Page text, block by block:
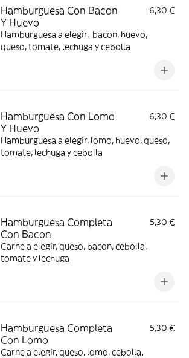
Hamburguesa Con Bacon
Y Huevo
6,30 €
Hamburguesa a elegir, bacon, huevo,
queso, tomate, lechuga y cebolla
Hamburguesa Con Lomo
Y Huevo
6,30 €
Hamburguesa a elegir, lomo, huevo, queso,
tomate, lechuga y cebolla
Hamburguesa Completa
Con Bacon
5,30 €
Carne a elegir, queso, bacon, cebolla,
tomate y lechuga
Hamburguesa Completa
Con Lomo
5,30 €
Carne a elegir, queso, lomo, cebolla,